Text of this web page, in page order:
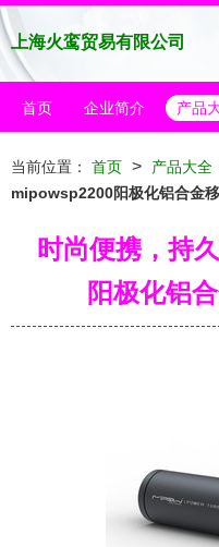
上海火鸾贸易有限公司
首页 企业简介 产品
当前位置： 首页 > 产品大全
mipowsp2200阳极化铝合金
时尚便携，持
阳极化铝